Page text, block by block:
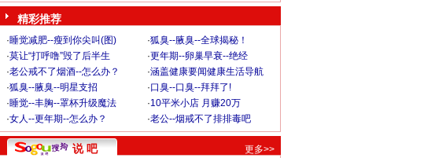
精彩推荐
·睡觉减肥--瘦到你尖叫(图) ·狐臭--腋臭--全球揭秘！
·莫让“打呼噜”毁了后半生 ·更年期--卵巢早衰--绝经
·老公戒不了烟酒--怎么办？ ·涵盖健康要闻健康生活导航
·狐臭--腋臭--明星支招 ·口臭--口臭--拜拜了!
·睡觉--丰胸--罩杯升级魔法 ·10平米小店 月赚20万
·女人--更年期--怎么办？ ·老公--烟戒不了排排毒吧
说 吧 更多>>